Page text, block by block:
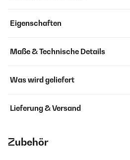
Eigenschaften
Maße & Technische Details
Was wird geliefert
Lieferung & Versand
Zubehör